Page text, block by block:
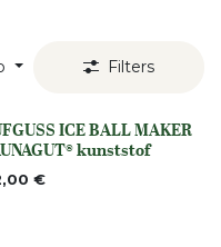
Filters
ICE BALL MAKER
kunststof
€